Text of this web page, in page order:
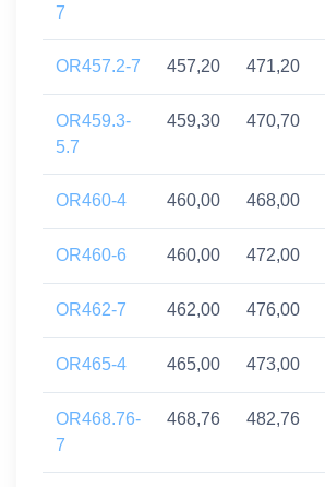
7
OR457.2-7 457,20 471,20
OR459.3-
5.7
459,30 470,70
OR460-4 460,00 468,00
OR460-6 460,00 472,00
OR462-7 462,00 476,00
OR465-4 465,00 473,00
OR468.76-
7
468,76 482,76